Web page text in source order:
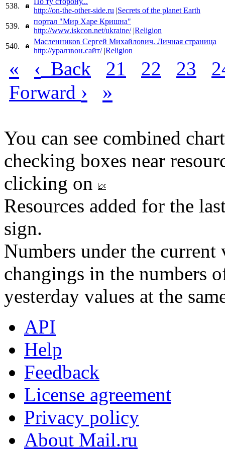
538.
http://on-the-other-side.ru |Secrets of the planet Earth
539.
портал "Мир Харе Кришна"
http://www.iskcon.net/ukraine/ |Religion
540.
Масленников Сергей Михайлович. Личная страница
http://уралзвон.сайт/ |Religion
« ‹ Back 21 22 23
Forward › »
You can see combined
checking boxes near
clicking on
Resources added for the
sign.
Numbers under the
changings in the numbers
yesterday values at the
API
Help
Feedback
License agreement
Privacy policy
About Mail.ru